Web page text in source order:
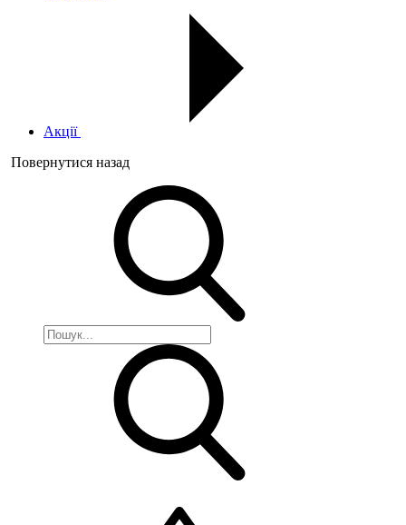
Акції
Повернутися назад